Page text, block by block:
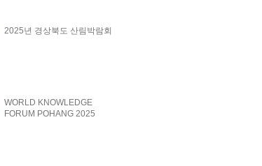
2025년 경상북도 산림박람회
WORLD KNOWLEDGE
FORUM POHANG 2025